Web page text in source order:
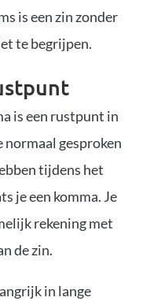
is een zin zonder
te begrijpen.
is een rustpunt in
normaal gesproken
tijdens het
je een komma. Je
rekening met
de zin.
in lange